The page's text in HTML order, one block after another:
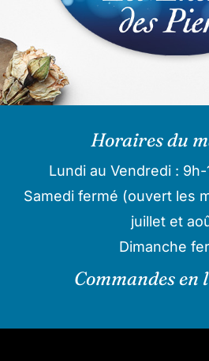
Horaires du
Lundi au Vendredi :
Samedi fermé (ouvert les
juillet et
Dimanche
Commandes en